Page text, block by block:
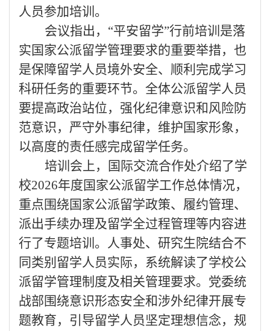
人员参加培训。
会议指出， “平安留学”行前培训是落
实国家公派留学管理要求的重要举措，也
是保障留学人员境外安全、顺利完成学习
科研任务的重要环节。全体公派留学人员
要提高政治站位，强化纪律意识和风险防
范意识，严守外事纪律，维护国家形象，
以高度的责任感完成留学任务。
培训会上，国际交流合作处介绍了学
校2026年度国家公派留学工作总体情况，
重点围绕国家公派留学政策、履约管理、
派出手续办理及留学全过程管理等内容进
行了专题培训 。
人事处、研究生院结合不
同类别留学人员实际，系统解读了学校公
派留学管理制度及相关管理要求。 党委统
战部围绕意识形态安全和涉外纪律开展专
题教育，引导留学人员坚定理想信念，规